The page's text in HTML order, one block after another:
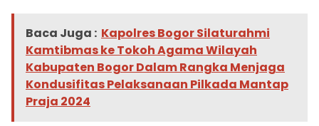
Baca Juga : Kapolres Bogor Silaturahmi
Kamtibmas ke Tokoh Agama Wilayah
Kabupaten Bogor Dalam Rangka Menjaga
Kondusifitas Pelaksanaan Pilkada Mantap
Praja 2024